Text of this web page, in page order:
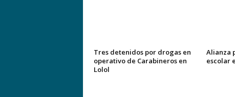
Tres detenidos por drogas en
operativo de Carabineros en
Lolol
Alianza
escolar